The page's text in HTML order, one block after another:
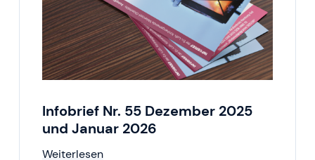
Infobrief Nr. 55 Dezember 2025
und Januar 2026
Weiterlesen